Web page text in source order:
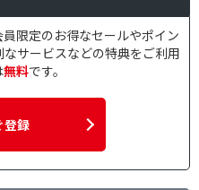
限定のお得なセールやポイン
サービスなどの特典をご利用
無料です。
登録